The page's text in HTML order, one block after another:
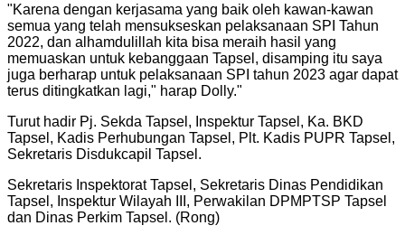
"Karena dengan kerjasama yang baik oleh kawan-kawan
semua yang telah mensukseskan pelaksanaan SPI Tahun
2022, dan alhamdulillah kita bisa meraih hasil yang
memuaskan untuk kebanggaan Tapsel, disamping itu saya
juga berharap untuk pelaksanaan SPI tahun 2023 agar dapat
terus ditingkatkan lagi," harap Dolly."
Turut hadir Pj. Sekda Tapsel, Inspektur Tapsel, Ka. BKD
Tapsel, Kadis Perhubungan Tapsel, Plt. Kadis PUPR Tapsel,
Sekretaris Disdukcapil Tapsel.
Sekretaris Inspektorat Tapsel, Sekretaris Dinas Pendidikan
Tapsel, Inspektur Wilayah III, Perwakilan DPMPTSP Tapsel
dan Dinas Perkim Tapsel. (Rong)